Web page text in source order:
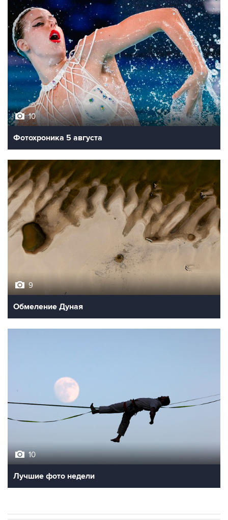
10
Фотохроника 5 августа
Обмеление Дуная
Лучшие фото недели